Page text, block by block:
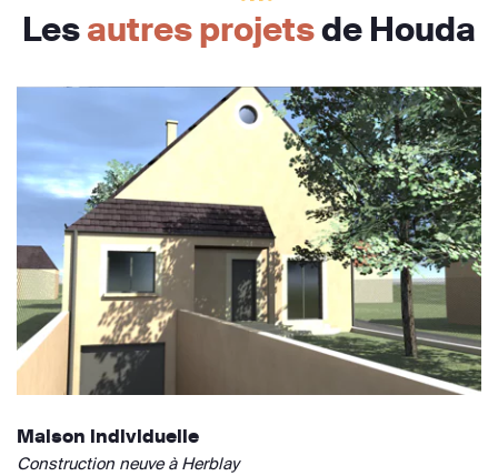
Lesautres projetsde Houda
Maison individuelle
Construction neuve à Herblay